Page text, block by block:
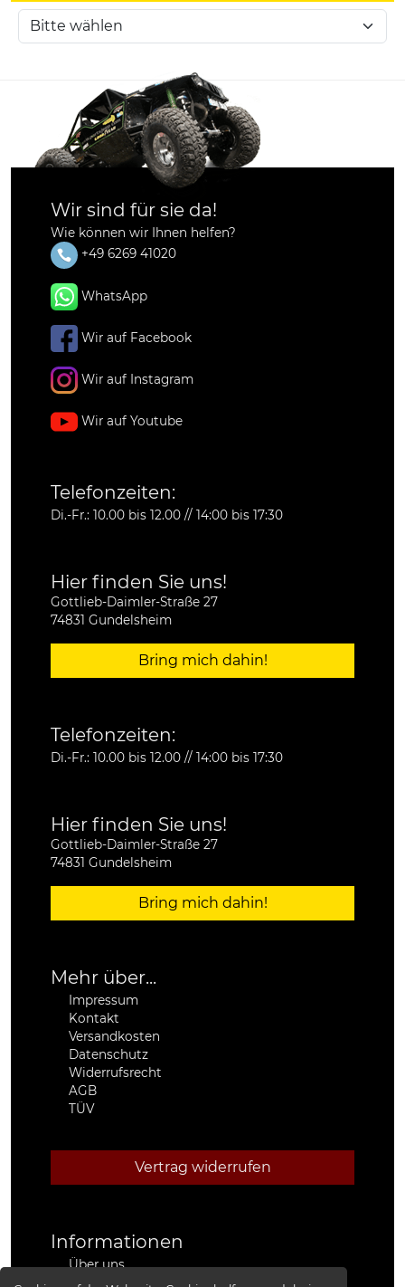
Wir sind für sie da!
Wie können wir Ihnen helfen?
+49 6269 41020
WhatsApp
Wir auf Facebook
Wir auf Instagram
Wir auf Youtube
Telefonzeiten:
Di.-Fr.: 10.00 bis 12.00 // 14:00 bis 17:30
Hier finden Sie uns!
Gottlieb-Daimler-Straße 27
74831 Gundelsheim
Bring mich dahin!
Telefonzeiten:
Di.-Fr.: 10.00 bis 12.00 // 14:00 bis 17:30
Hier finden Sie uns!
Gottlieb-Daimler-Straße 27
74831 Gundelsheim
Bring mich dahin!
Mehr über...
Impressum
Kontakt
Versandkosten
Datenschutz
Widerrufsrecht
AGB
TÜV
Vertrag widerrufen
Informationen
Über uns
Stützpunkthändler